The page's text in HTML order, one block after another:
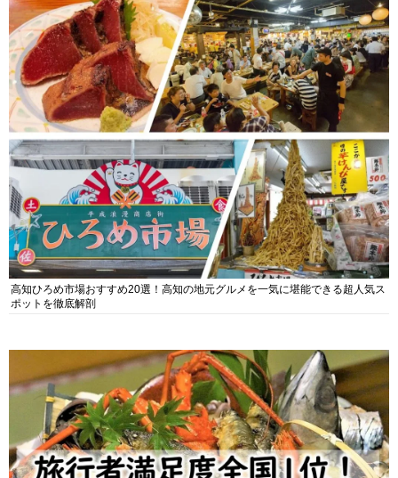
高知ひろめ市場おすすめ20選！高知の地元グルメを一気に堪能できる超人気ス
ポットを徹底解剖